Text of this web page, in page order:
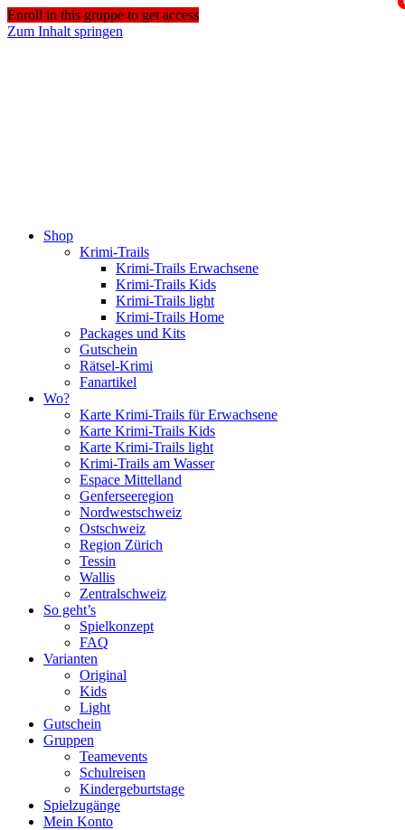
Enroll in this gruppe to get access
Zum Inhalt springen
Shop
Krimi-Trails
Krimi-Trails Erwachsene
Krimi-Trails Kids
Krimi-Trails light
Krimi-Trails Home
Packages und Kits
Gutschein
Rätsel-Krimi
Fanartikel
Wo?
Karte Krimi-Trails für Erwachsene
Karte Krimi-Trails Kids
Karte Krimi-Trails light
Krimi-Trails am Wasser
Espace Mittelland
Genferseeregion
Nordwestschweiz
Ostschweiz
Region Zürich
Tessin
Wallis
Zentralschweiz
So geht’s
Spielkonzept
FAQ
Varianten
Original
Kids
Light
Gutschein
Gruppen
Teamevents
Schulreisen
Kindergeburtstage
Spielzugänge
Mein Konto